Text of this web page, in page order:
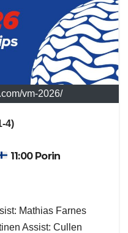
vm-2026/
4)
11:00 Porin
Mathias Farnes
Assist: Cullen